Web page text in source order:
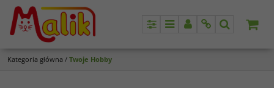
PanelMenuPanelInfoSzukaj
Kategoria główna / Twoje Hobby